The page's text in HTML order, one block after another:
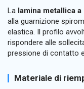
La lamina metallica
alla guarnizione
elastica. Il profilo
rispondere alle
pressione di contatto
Materiale di